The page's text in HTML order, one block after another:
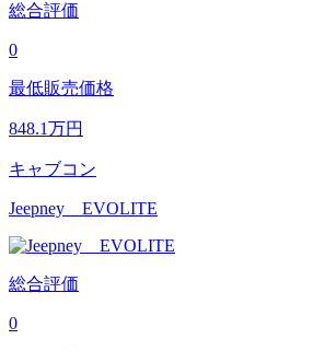
総合評価
0
最低販売価格
848.1万円
キャブコン
Jeepney EVOLITE
総合評価
0